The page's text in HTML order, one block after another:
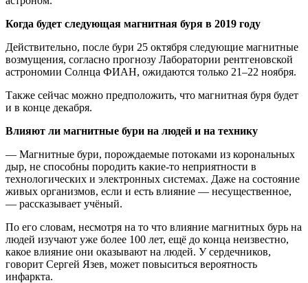
Когда будет следующая магнитная буря в 2019 году
Действительно, после бури 25 октября следующие магнитные
возмущения, согласно прогнозу Лаборатории рентгеновской
астрономии Солнца ФИАН, ожидаются только 21–22 ноября.
Также сейчас можно предположить, что магнитная буря будет
и в конце декабря.
Влияют ли магнитные бури на людей и на технику
— Магнитные бури, порождаемые потоками из корональных
дыр, не способны породить какие-то неприятности в
технологических и электронных системах. Даже на состояние
живых организмов, если и есть влияние — несущественное,
— рассказывает учёный.
По его словам, несмотря на то что влияние магнитных бурь на
людей изучают уже более 100 лет, ещё до конца неизвестно,
какое влияние они оказывают на людей. У сердечников,
говорит Сергей Язев, может повыситься вероятность
инфаркта.